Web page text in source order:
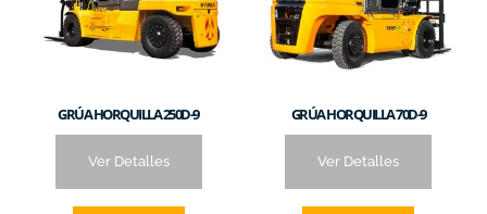
GRÚA HORQUILLA 250D-9
Ver Detalles
GRÚA HORQUILLA 70D-9
Ver Detalles